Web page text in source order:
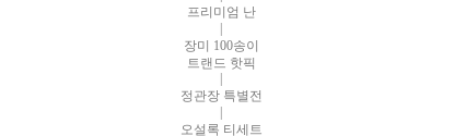
프리미엄 난
|
장미 100송이
트랜드 핫픽
정관장 특별전
오설록 티세트